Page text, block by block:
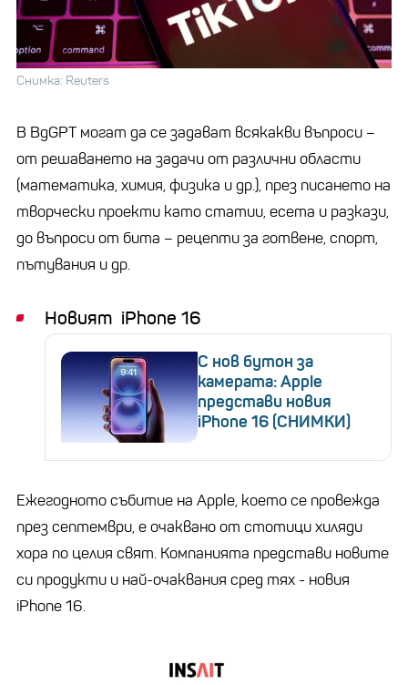
Снимка: Reuters
В BgGPT могат да се задават всякакви въпроси –
от решаването на задачи от различни области
(математика, химия, физика и др.), през писането на
творчески проекти като статии, есета и разкази,
до въпроси от бита – рецепти за готвене, спорт,
пътувания и др.
Новият iPhone 16
С нов бутон за
камерата: Apple
представи новия
iPhone 16 (СНИМКИ)
Ежегодното събитие на Apple, което се провежда
през септември, е очаквано от стотици хиляди
хора по целия свят. Компанията представи новите
си продукти и най-очаквания сред тях - новия
iPhone 16.